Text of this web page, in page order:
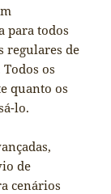
para todos
regulares de
os
quanto os
lo.
de
cenários